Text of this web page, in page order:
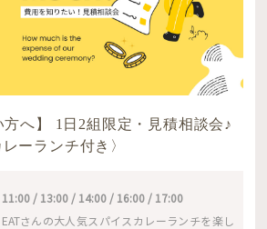
方へ】 1日2組限定・見積相談会♪
ーランチ付き〉
/ 13:00 / 14:00 / 16:00 / 17:00
さんの大人気スパイスカレーランチを楽し